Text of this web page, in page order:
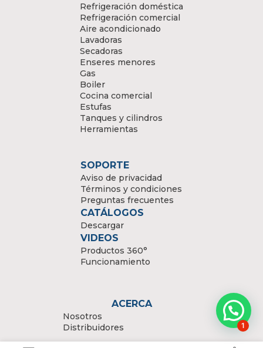
Refrigeración doméstica
Refrigeración comercial
Aire acondicionado
Lavadoras
Secadoras
Enseres menores
Gas
Boiler
Cocina comercial
Estufas
Tanques y cilindros
Herramientas
SOPORTE
Aviso de privacidad
Términos y condiciones
Preguntas frecuentes
CATÁLOGOS
Descargar
VIDEOS
Productos 360°
Funcionamiento
ACERCA
Nosotros
Distribuidores
1